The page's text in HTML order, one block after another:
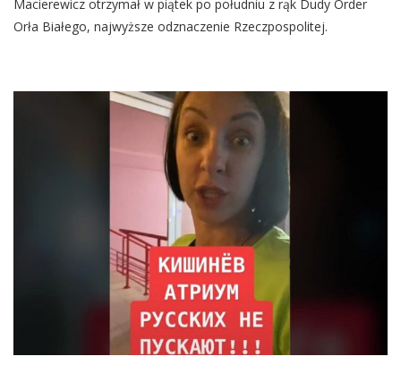
Odznaczony
Orderem
Orła
Zasłużył
Na
Jakieś
Takie
Flagą
Rosyjską”
Macierewicz otrzymał w piątek po południu z rąk Dudy Order
Orła Białego, najwyższe odznaczenie Rzeczpospolitej.